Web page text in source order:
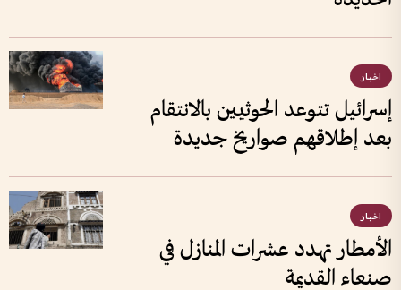
اخبار
إسرائيل تتوعد الحوثيين بالانتقام
بعد إطلاقهم صواريخ جديدة
اخبار
الأمطار تهدد عشرات المنازل في
صنعاء القديمة